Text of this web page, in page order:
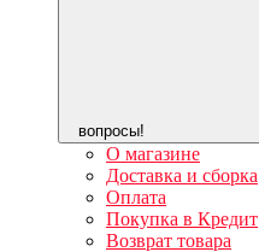
вопросы!
О магазине
Доставка и сборка
Оплата
Покупка в Кредит
Возврат товара